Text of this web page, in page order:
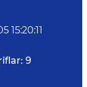
15:20:11
9